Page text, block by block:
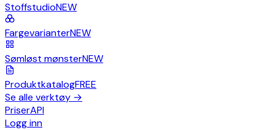
StoffstudioNEW
FargevarianterNEW
Sømløst mønsterNEW
ProduktkatalogFREE
Se alle verktøy →
PriserAPI
Logg inn